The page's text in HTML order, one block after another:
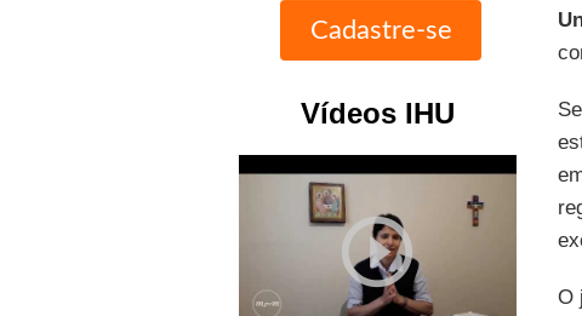
Vídeos IHU
play_circle_outline
O